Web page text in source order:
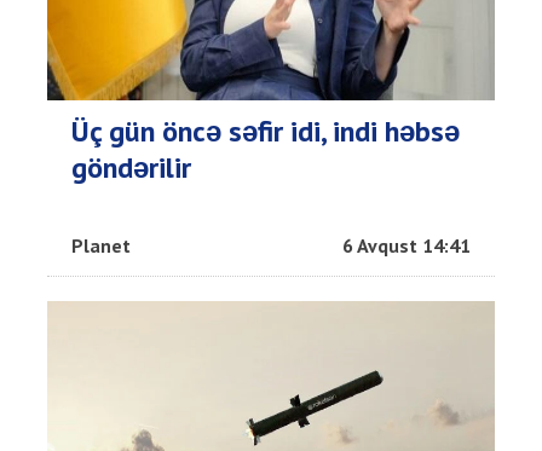
Üç gün öncə səfir idi, indi həbsə
göndərilir
Planet 6 Avqust 14:41